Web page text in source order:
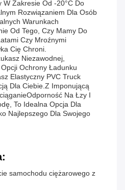
W Zakresie Od -20°C Do
Rozwiązaniem Dla Osób
Warunkach
Od Tego, Czy Mamy Do
Czy Mroźnymi
Cię Chroni.
Niezawodnej,
Ochrony Ładunku
Elastyczny PVC Truck
Dla Ciebie.Z Imponującą
Na Łzy I
To Idealna Opcja Dla
Najlepszego Dla Swojego
samochodu ciężarowego z